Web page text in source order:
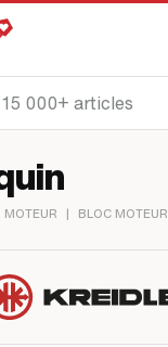
MOTEUR | BLOC MOTEUR